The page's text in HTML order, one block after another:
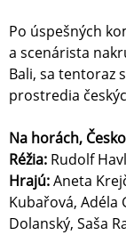
Po úspešných
a scenárista
Bali, sa tentoraz
prostredia
Na horách,
Réžia: Rudolf
Hrajú:Aneta
Kubařová, Adéla
Dolanský, Saša